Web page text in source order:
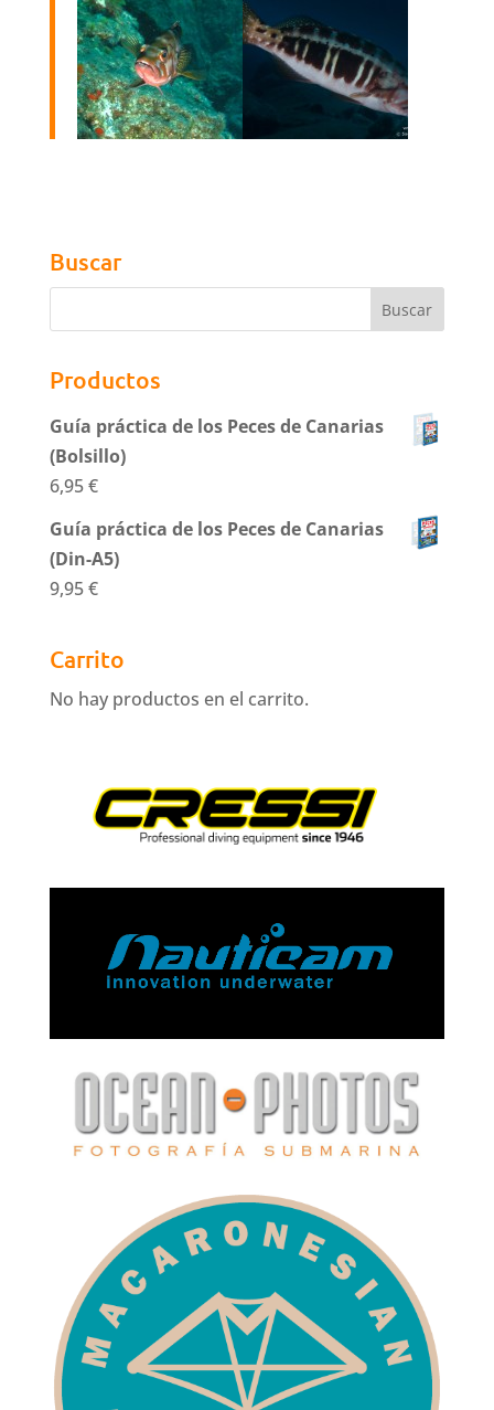
Buscar
Productos
Guía práctica de los Peces de Canarias
(Bolsillo)
6,95€
Guía práctica de los Peces de Canarias
(Din-A5)
9,95€
Carrito
No hay productos en el carrito.